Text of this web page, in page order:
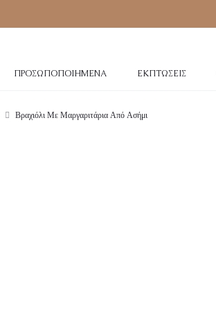
ΠΡΟΣΩΠΟΠΟΙΗΜΈΝΑ ΕΚΠΤΏΣΕΙΣ
Βραχιόλι Με Μαργαριτάρια Από Ασήμι